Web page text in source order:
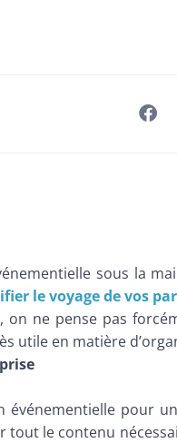
sous la
le voyage de vos
on ne pense pas
utile en matière
événementielle pour
tout le contenu